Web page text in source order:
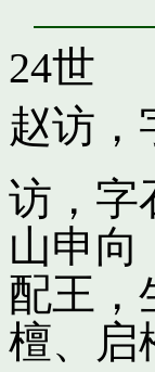
24世
赵访，
访，字
山申向
配王，
檀、启